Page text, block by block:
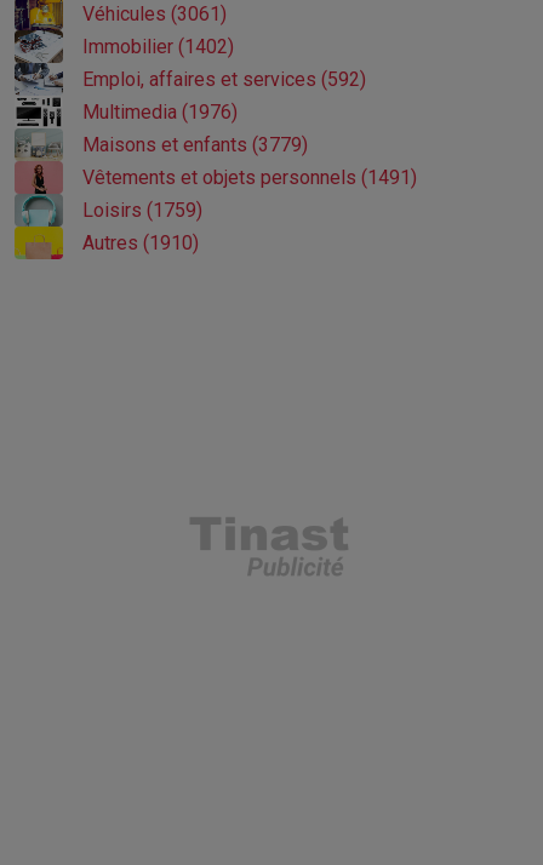
Véhicules (3061)
Immobilier (1402)
Emploi, affaires et services (592)
Multimedia (1976)
Maisons et enfants (3779)
Vêtements et objets personnels (1491)
Loisirs (1759)
Autres (1910)